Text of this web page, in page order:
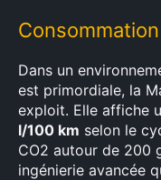
Dans un
est primordiale, la
exploit. Elle affiche
l/100 km selon le
CO2 autour de 200
ingénierie avancée